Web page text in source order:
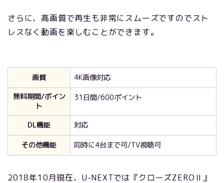
さらに、高画質で再生も非常にスムーズですのでスト
レスなく動画を楽しむことができます。
画質
4K画像対応
無料期間/ポイン
ト
31日間/600ポイント
DL機能
対応
その他機能
同時に4台まで可/TV視聴可
2018年10月現在、U-NEXTでは『クローズZEROⅡ』